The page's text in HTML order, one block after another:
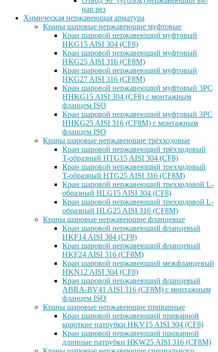
нар рез
Химическая нержавеющая арматура
Краны шаровые нержавеющие муфтовые
Кран шаровой нержавеющий муфтовый
HKG15 AISI 304 (CF8)
Кран шаровой нержавеющий муфтовый
HKG25 AISI 316 (CF8M)
Кран шаровой нержавеющий муфтовый
HKG27 AISI 316 (CF8M)
Кран шаровой нержавеющий муфтовый 3PC
HHKG15 AISI 304 (CF8) с монтажным
фланцем ISO
Кран шаровой нержавеющий муфтовый 3PC
HHKG25 AISI 316 (CF8M) с монтажным
фланцем ISO
Краны шаровые нержавеющие трёхходовые
Кран шаровой нержавеющий трёхходовый
T-образный HTG15 AISI 304 (CF8)
Кран шаровой нержавеющий трехходовый
T-образный HTG25 AISI 316 (CF8M)
Кран шаровой нержавеющий трехходовой L-
образный HLG15 AISI 304 (CF8)
Кран шаровой нержавеющий трехходовой L-
образный HLG25 AISI 316 (CF8M)
Краны шаровые нержавеющие фланцевые
Кран шаровой нержавеющий фланцевый
HKF14 AISI 304 (CF8)
Кран шаровой нержавеющий фланцевый
HKF24 AISI 316 (CF8M)
Кран шаровой нержавеющий межфланцевый
HKN12 AISI 304 (CF8)
Кран шаровой нержавеющий фланцевый
ABRA-BV41 AISI 316 (CF8M) с монтажным
фланцем ISO
Краны шаровые нержавеющие приварные
Кран шаровой нержавеющий приварной
короткие патрубки HKV15 AISI 304 (CF8)
Кран шаровой нержавеющий приварной
длинные патрубки HKW25 AISI 316 (CF8M)